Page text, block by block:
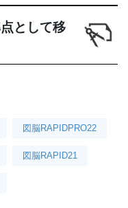
として移
図脳RAPIDPRO22
図脳RAPID21